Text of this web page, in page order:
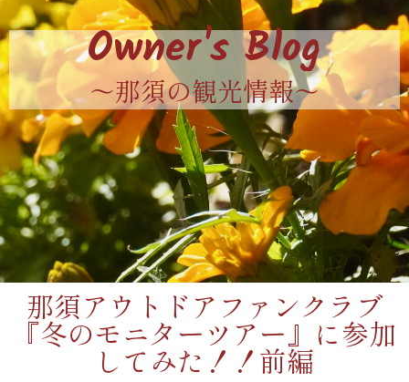
Owner's Blog
〜那須の観光情報〜
那須アウトドアファンクラブ
『冬のモニターツアー』に参加
してみた！！前編